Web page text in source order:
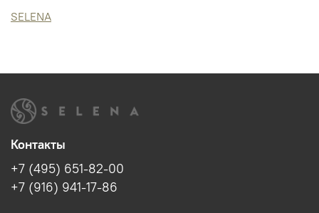
SELENA
Контакты
+7 (495) 651-82-00
+7 (916) 941-17-86